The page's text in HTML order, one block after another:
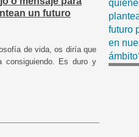
un futuro
de vida, os diría que
consiguiendo. Es duro y
futuro
en